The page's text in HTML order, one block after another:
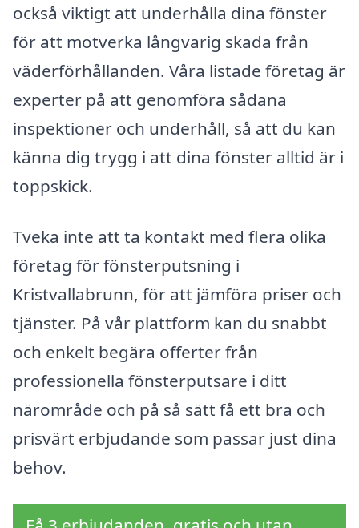
också viktigt att underhålla dina fönster
för att motverka långvarig skada från
väderförhållanden. Våra listade företag är
experter på att genomföra sådana
inspektioner och underhåll, så att du kan
känna dig trygg i att dina fönster alltid är i
toppskick.
Tveka inte att ta kontakt med flera olika
företag för fönsterputsning i
Kristvallabrunn, för att jämföra priser och
tjänster. På vår plattform kan du snabbt
och enkelt begära offerter från
professionella fönsterputsare i ditt
närområde och på så sätt få ett bra och
prisvärt erbjudande som passar just dina
behov.